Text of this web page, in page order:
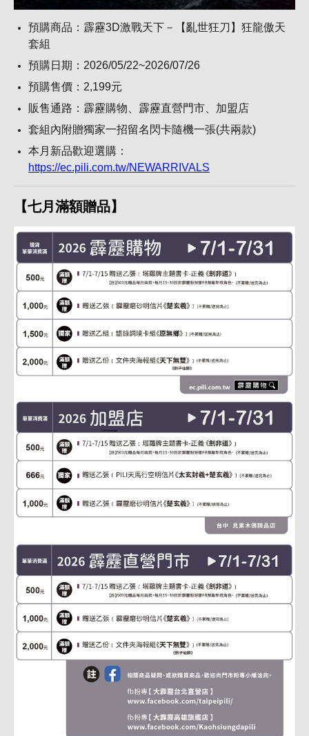
預購商品：霹靂3D激戰天下－【亂世狂刀】狂龍傲天
套組
預購日期：2026/05/22~2026/07/26
預購售價：2,199元
販售通路：霹靂購物、霹靂直營門市、加盟店
套組內附贈獨家一招留名閃卡隨機一張(共兩款)
本月新品歡迎選購：
https://ec.pili.com.tw/NEWARRIVALS
【七月滿額贈品】